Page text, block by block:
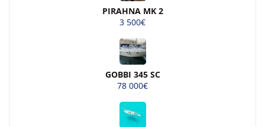
PIRAHNA MK 2
3 500€
GOBBI 345 SC
78 000€